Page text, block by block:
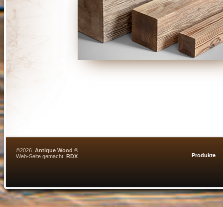
©2026. Antique Wood ®
Web-Seite gemacht: RDX Produkte